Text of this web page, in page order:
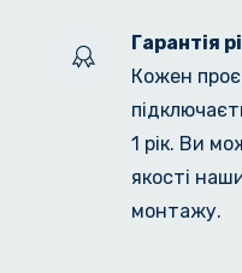
Гарантія
Кожен
1 рік. Ви
якості
монтажу.